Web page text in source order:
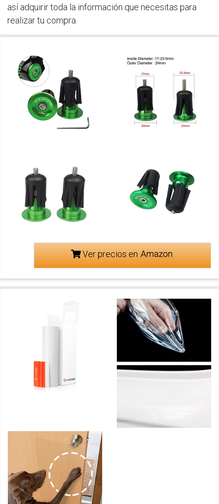
así adquirir toda la información que necesitas para
realizar tu compra.
Ver precios en